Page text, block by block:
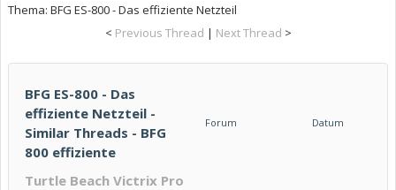
Thema: BFG ES-800 - Das effiziente Netzteil
< Previous Thread | Next Thread >
BFG ES-800 - Das
effiziente Netzteil -
Similar Threads - BFG
800 effiziente
Forum Datum
Turtle Beach Victrix Pro